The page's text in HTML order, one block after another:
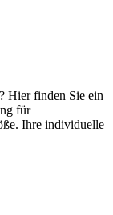
Hier finden Sie ein
für
Ihre individuelle